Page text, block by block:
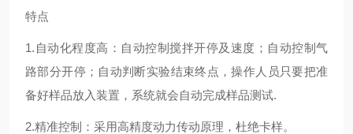
特点
1.自动化程度高：自动控制搅拌开停及速度；自动控制气
路部分开停；自动判断实验结束终点，操作人员只要把准
备好样品放入装置，系统就会自动完成样品测试.
2.精准控制：采用高精度动力传动原理，杜绝卡样。